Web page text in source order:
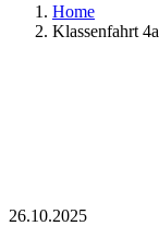
Home
Klassenfahrt
26.10.2025